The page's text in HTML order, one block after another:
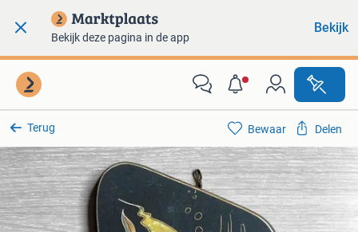
Bekijk deze pagina in de app
Bekijk
Terug Bewaar Delen